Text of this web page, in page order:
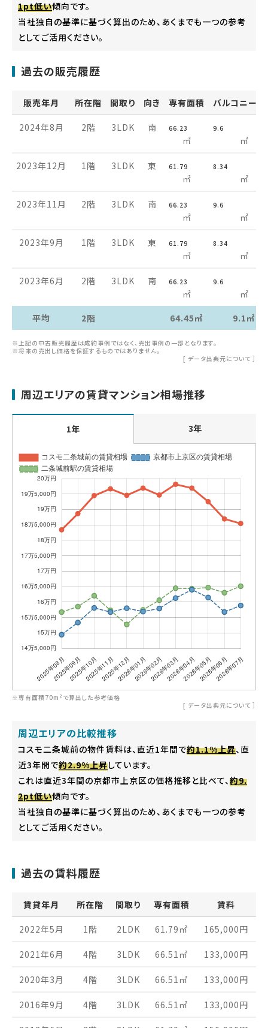
1pt低い傾向です。
当社独自の基準に基づく算出のため、あくまでも一つの参考
としてご活用ください。
過去の販売履歴
販売年月 所在階 間取り 向き 専有面積 バルコニー
2024年8月 2階 3LDK 南 66.23
㎡
9.6
㎡
2023年12月 1階 3LDK 東 61.79
㎡
8.34
㎡
2023年11月 2階 3LDK 南 66.23
㎡
9.6
㎡
2023年9月 1階 3LDK 東 61.79
㎡
8.34
㎡
2023年6月 2階 3LDK 南 66.23
㎡
9.6
㎡
平均
2階 64.45㎡ 9.1㎡
※上記の中古販売履歴は成約事例ではなく、売出事例の一部となります。
※将来の売出し価格を保証するものではありません。
[ データ出典元について ］
周辺エリアの賃貸マンション相場推移
1年 3年
※専有面積70m²で算出した参考価格
[ データ出典元について ］
周辺エリアの比較推移
コスモ二条城前の物件賃料は、直近1年間で約1.1%上昇、直
近3年間で約2.9%上昇しています。
これは直近3年間の京都市上京区の価格推移と比べて、 約9.
2pt低い傾向です。
当社独自の基準に基づく算出のため、あくまでも一つの参考
としてご活用ください。
過去の賃料履歴
賃貸年月 所在階 間取り 専有面積 賃料
2022年5月 1階 2LDK 61.79 ㎡ 165,000円
2021年6月 4階 3LDK 66.51 ㎡ 133,000円
2020年3月 4階 3LDK 66.51 ㎡ 133,000円
2016年9月 4階 3LDK 66.51 ㎡ 133,000円